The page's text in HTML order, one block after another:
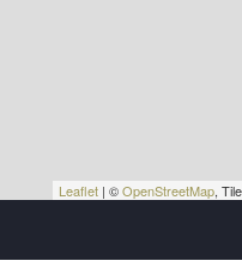
Leaflet | ©OpenStreetMap,